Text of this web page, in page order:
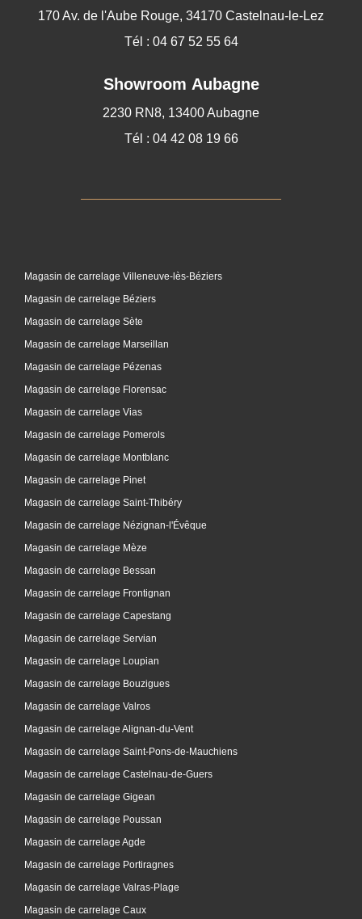
170 Av. de l'Aube Rouge, 34170 Castelnau-le-Lez
Tél : 04 67 52 55 64
Showroom Aubagne
2230 RN8, 13400 Aubagne
Tél : 04 42 08 19 66
Magasin de carrelage Villeneuve-lès-Béziers
Magasin de carrelage Béziers
Magasin de carrelage Sète
Magasin de carrelage Marseillan
Magasin de carrelage Pézenas
Magasin de carrelage Florensac
Magasin de carrelage Vias
Magasin de carrelage Pomerols
Magasin de carrelage Montblanc
Magasin de carrelage Pinet
Magasin de carrelage Saint-Thibéry
Magasin de carrelage Nézignan-l'Évêque
Magasin de carrelage Mèze
Magasin de carrelage Bessan
Magasin de carrelage Frontignan
Magasin de carrelage Capestang
Magasin de carrelage Servian
Magasin de carrelage Loupian
Magasin de carrelage Bouzigues
Magasin de carrelage Valros
Magasin de carrelage Alignan-du-Vent
Magasin de carrelage Saint-Pons-de-Mauchiens
Magasin de carrelage Castelnau-de-Guers
Magasin de carrelage Gigean
Magasin de carrelage Poussan
Magasin de carrelage Agde
Magasin de carrelage Portiragnes
Magasin de carrelage Valras-Plage
Magasin de carrelage Caux